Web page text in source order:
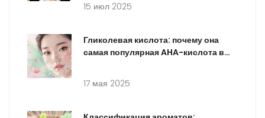
15 июл 2025
Гликолевая кислота: почему она
самая популярная AHA-кислота в
17 мая 2025